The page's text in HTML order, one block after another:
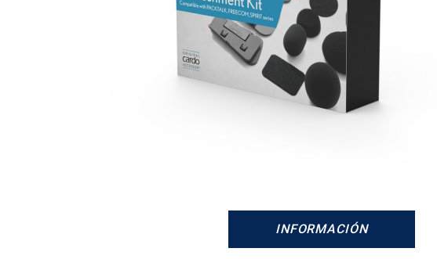
INFORMACIÓN